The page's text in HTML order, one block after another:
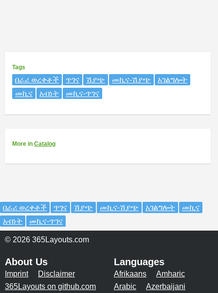
Tags
በራሪ ወረቀቶች ጥገና ሽያጭ መኪና-ሽያጭ
አገልግሎት
መኪና
አብነት መኪና-ጥገና
More in Catalog
በራሪ ወረቀቶች ጥገና ሽያጭ መኪና-ሽያጭ አገልግሎት
መኪና
አብነት
መኪና-ጥገና
© 2026 365Layouts.com
About Us
Imprint
Disclaimer
365Layouts on github.com
Languages
Afrikaans
Amharic
Arabic
Azerbaijani